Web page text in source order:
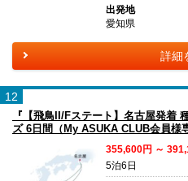
出発地
愛知県
詳細
12
『【飛鳥II/Fステート】名古屋発着
ズ 6日間（My ASUKA CLUB会員様
355,600円 ～
5泊6日